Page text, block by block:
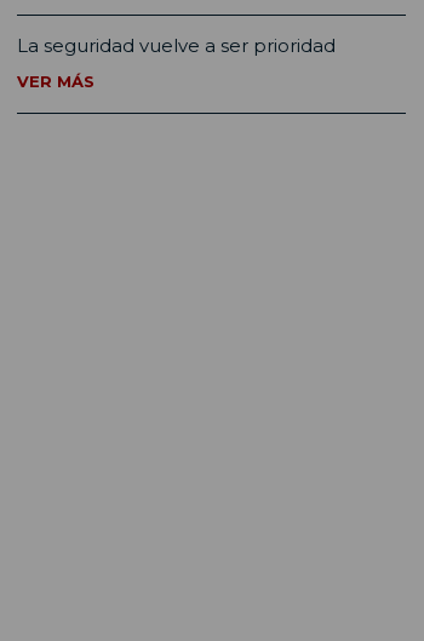
La seguridad vuelve a ser prioridad
VER MÁS